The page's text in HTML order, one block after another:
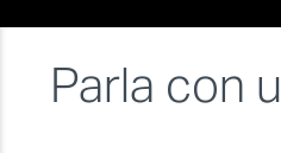
Parla con